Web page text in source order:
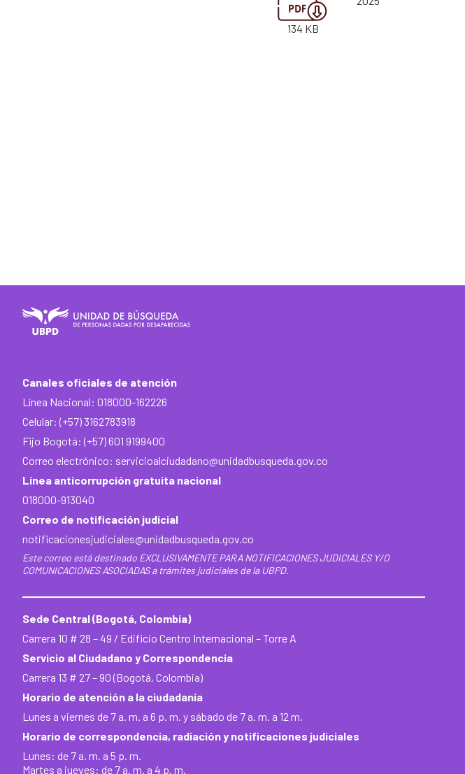
134 KB
Canales oficiales de atención
Línea Nacional: 018000-162226
Celular: (+57) 3162783918
Fijo Bogotá: (+57) 601 9199400
Correo electrónico: servicioalciudadano@unidadbusqueda.gov.co
Línea anticorrupción gratuita nacional
018000-913040
Correo de notificación judicial
notificacionesjudiciales@unidadbusqueda.gov.co
Este correo está destinado EXCLUSIVAMENTE PARA NOTIFICACIONES JUDICIALES Y/O
COMUNICACIONES ASOCIADAS a trámites judiciales de la UBPD.
Sede Central (Bogotá, Colombia)
Carrera 10 # 28 – 49 / Edificio Centro Internacional – Torre A
Servicio al Ciudadano y Correspondencia
Carrera 13 # 27 – 90 (Bogotá, Colombia)
Horario de atención a la ciudadanía
Lunes a viernes de 7 a. m. a 6 p. m. y sábado de 7 a. m. a 12 m.
Horario de correspondencia, radiación y notificaciones judiciales
Lunes: de 7 a. m. a 5 p. m.
Martes a jueves: de 7 a. m. a 4 p. m.